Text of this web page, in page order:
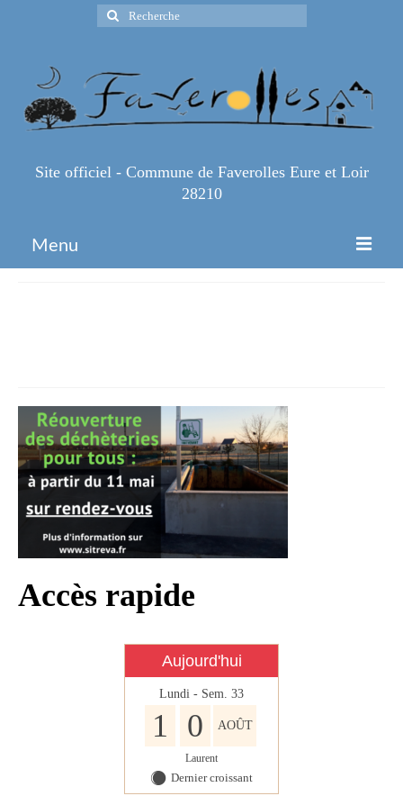
Rechercher
:
Site officiel - Commune de Faverolles Eure et Loir
28210
Menu
Infos règlementaires
Contact et horaires
Mon village
Mes démarches
Faverolles dans la presse
Faverolles Infos – Format
numérique
Séjourner à Faverolles
Nos Partenaires
Accès rapide
Aujourd'hui
Lundi - Sem. 33
1 0 AOÛT
Laurent
Y Dernier croissant